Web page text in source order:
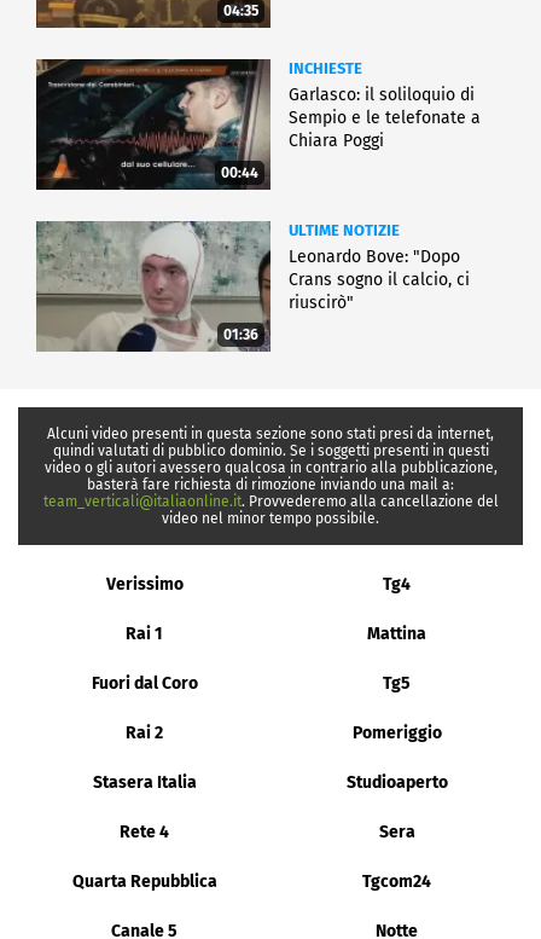
04:35
00:44
INCHIESTE
Garlasco: il soliloquio di
Sempio e le telefonate a
Chiara Poggi
01:36
ULTIME NOTIZIE
Leonardo Bove: "Dopo
Crans sogno il calcio, ci
riuscirò"
Alcuni video presenti in questa sezione sono stati presi da internet,
quindi valutati di pubblico dominio. Se i soggetti presenti in questi
video o gli autori avessero qualcosa in contrario alla pubblicazione,
basterà fare richiesta di rimozione inviando una mail a:
team_verticali@italiaonline.it. Provvederemo alla cancellazione del
video nel minor tempo possibile.
Verissimo Tg4
Rai 1 Mattina
Fuori dal Coro Tg5
Rai 2 Pomeriggio
Stasera Italia Studioaperto
Rete 4 Sera
Quarta Repubblica Tgcom24
Canale 5 Notte